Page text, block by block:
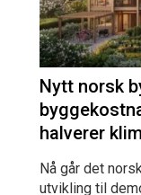
Nytt norsk
halverer
Nå går det
utvikling til